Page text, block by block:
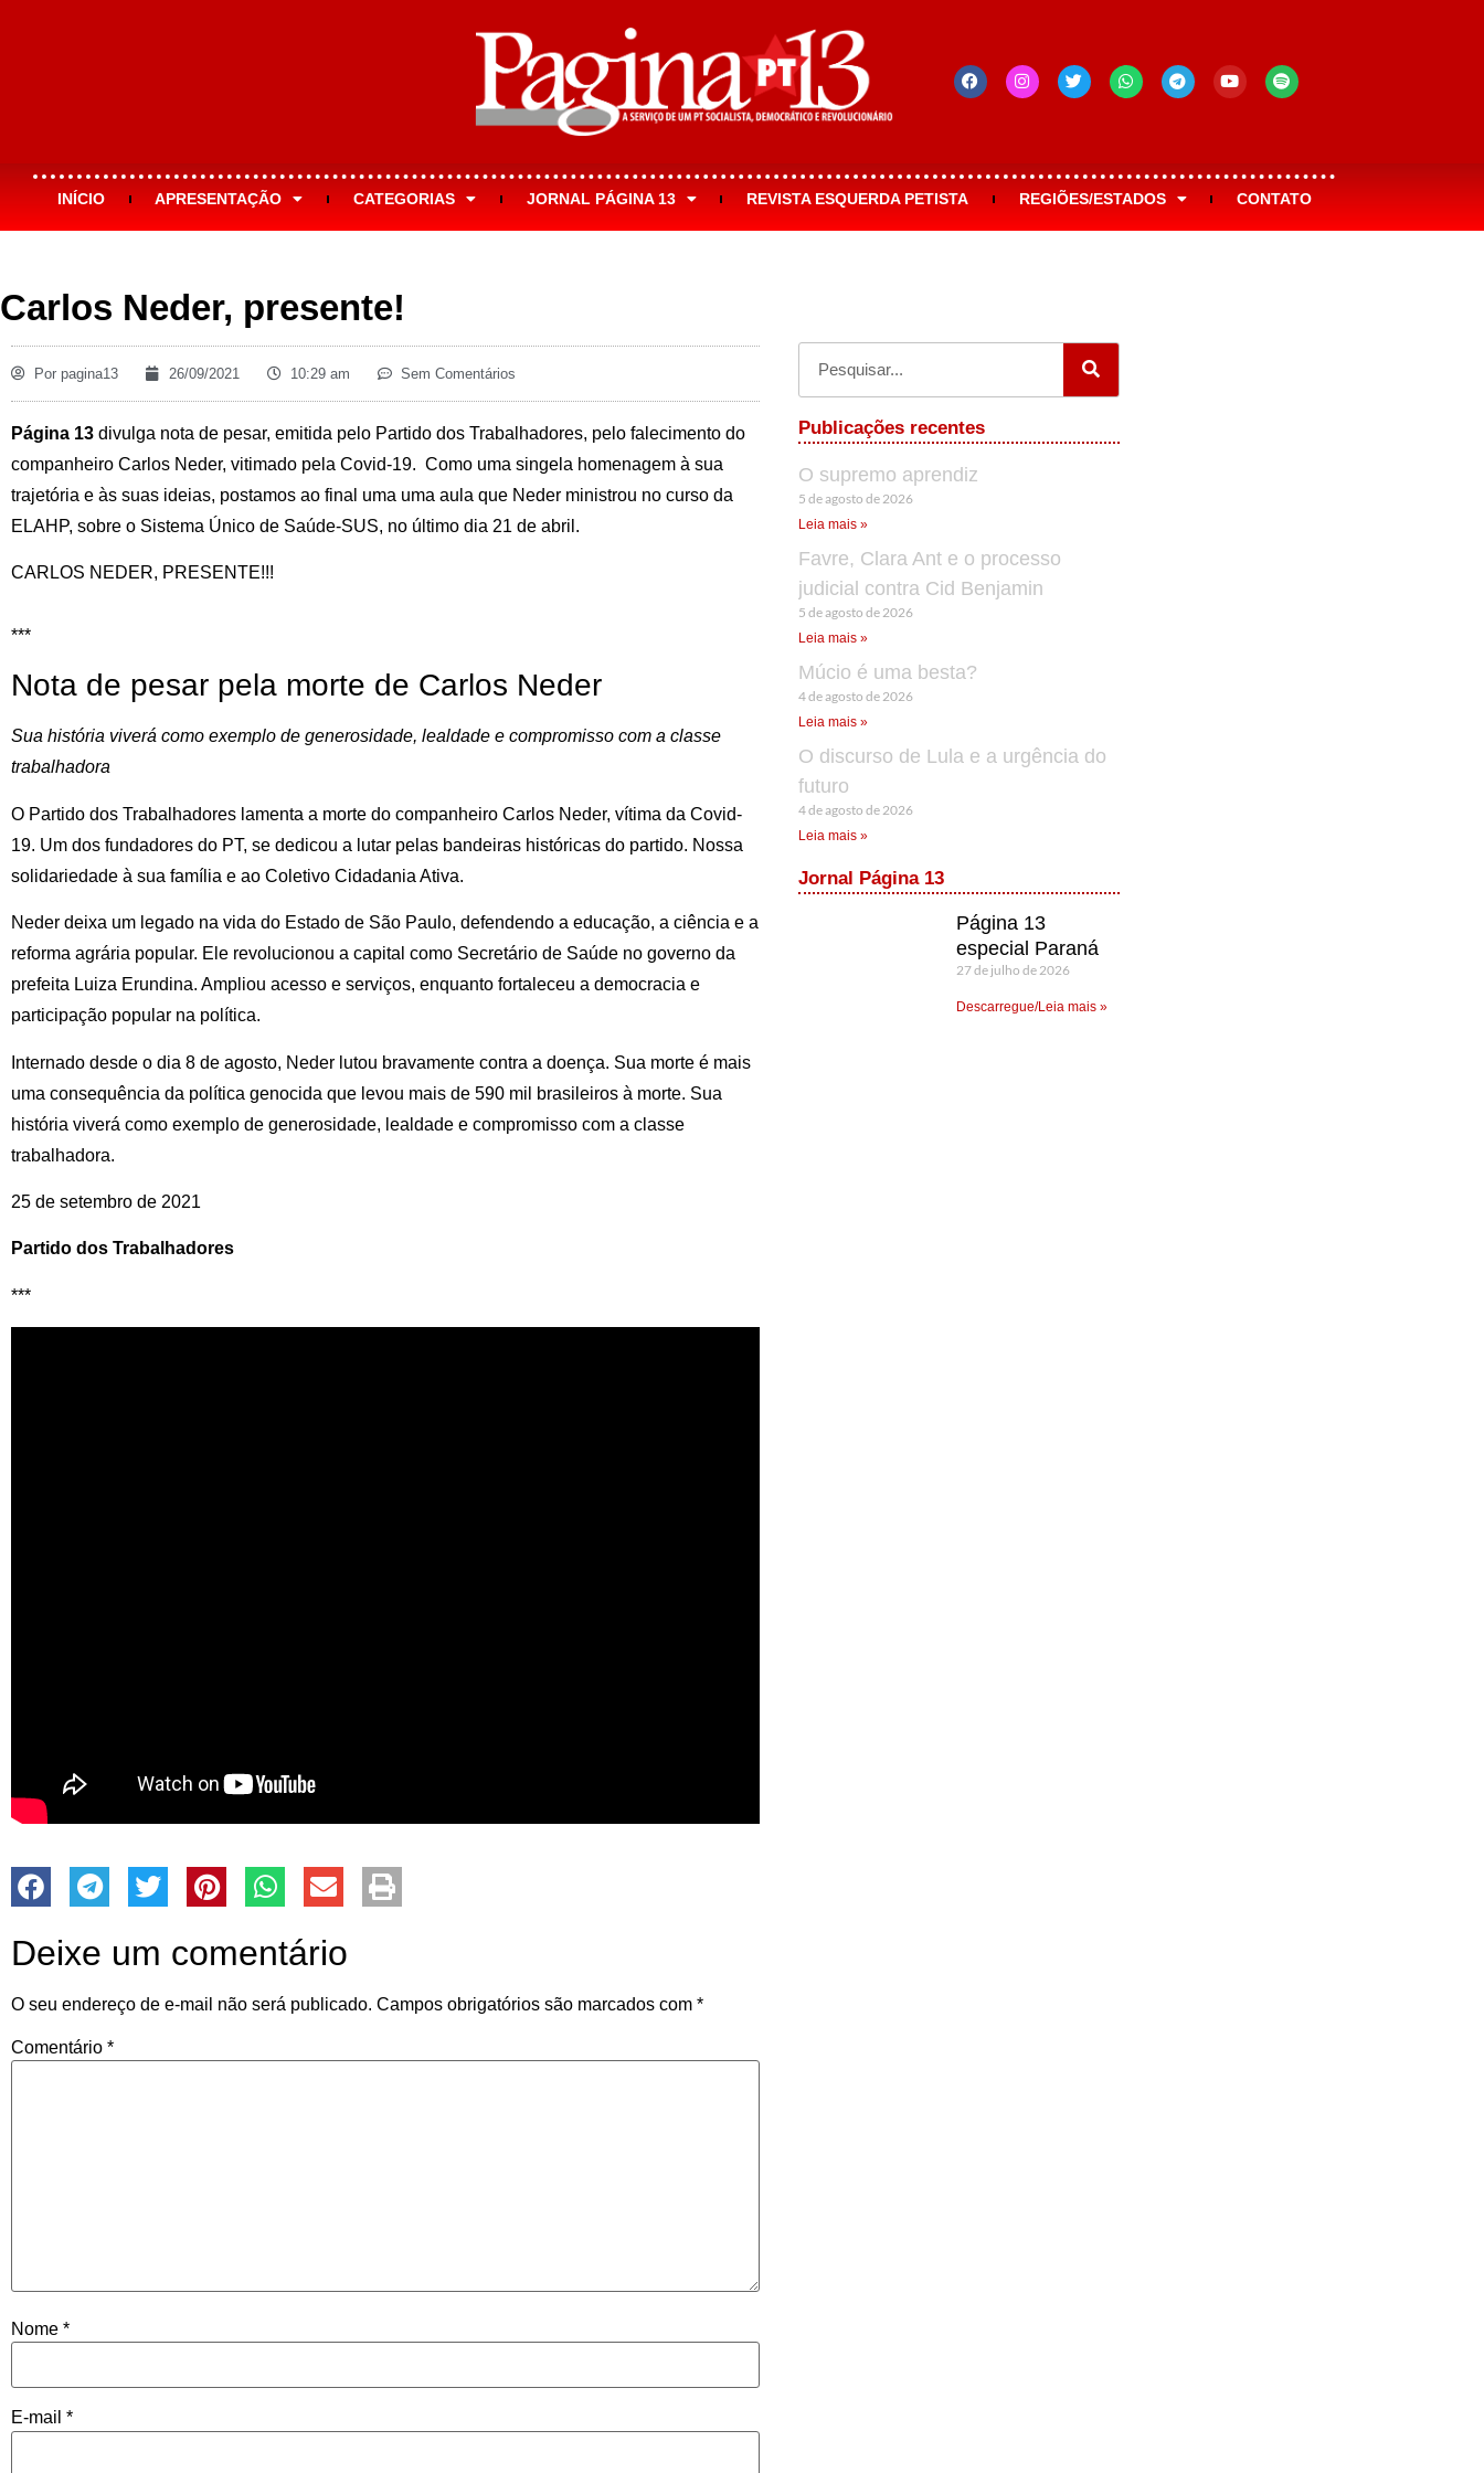
INÍCIO APRESENTAÇÃO CATEGORIAS JORNAL PÁGINA 13 REVISTA ESQUERDA PETISTA REGIÕES/ESTADOS CONTATO
Carlos Neder, presente!
Por pagina13 26/09/2021 10:29 am Sem Comentários
Página 13 divulga nota de pesar, emitida pelo Partido dos Trabalhadores, pelo falecimento do
companheiro Carlos Neder, vitimado pela Covid-19. Como uma singela homenagem à sua
trajetória e às suas ideias, postamos ao final uma uma aula que Neder ministrou no curso da
ELAHP, sobre o Sistema Único de Saúde-SUS, no último dia 21 de abril.
CARLOS NEDER, PRESENTE!!!
***
Nota de pesar pela morte de Carlos Neder
Sua história viverá como exemplo de generosidade, lealdade e compromisso com a classe
trabalhadora
O Partido dos Trabalhadores lamenta a morte do companheiro Carlos Neder, vítima da Covid-
19. Um dos fundadores do PT, se dedicou a lutar pelas bandeiras históricas do partido. Nossa
solidariedade à sua família e ao Coletivo Cidadania Ativa.
Neder deixa um legado na vida do Estado de São Paulo, defendendo a educação, a ciência e a
reforma agrária popular. Ele revolucionou a capital como Secretário de Saúde no governo da
prefeita Luiza Erundina. Ampliou acesso e serviços, enquanto fortaleceu a democracia e
participação popular na política.
Internado desde o dia 8 de agosto, Neder lutou bravamente contra a doença. Sua morte é mais
uma consequência da política genocida que levou mais de 590 mil brasileiros à morte. Sua
história viverá como exemplo de generosidade, lealdade e compromisso com a classe
trabalhadora.
25 de setembro de 2021
Partido dos Trabalhadores
***
Deixe um comentário
O seu endereço de e-mail não será publicado. Campos obrigatórios são marcados com *
Comentário *
Nome *
E-mail *
Publicações recentes
O supremo aprendiz
5 de agosto de 2026
Leia mais »
Favre, Clara Ant e o processo
judicial contra Cid Benjamin
5 de agosto de 2026
Leia mais »
Múcio é uma besta?
4 de agosto de 2026
Leia mais »
O discurso de Lula e a urgência do
futuro
4 de agosto de 2026
Leia mais »
Jornal Página 13
Página 13
especial Paraná
27 de julho de 2026
Descarregue/Leia mais »